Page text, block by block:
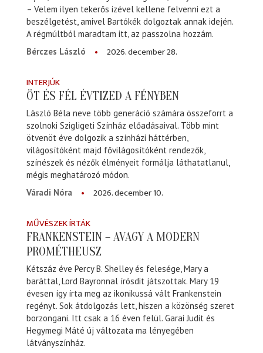
– Velem ilyen tekerős izével kellene felvenni ezt a
beszélgetést, amivel Bartókék dolgoztak annak idején.
A régmúltból maradtam itt, az passzolna hozzám.
Bérczes László
2026. december 28.
INTERJÚK
ÖT ÉS FÉL ÉVTIZED A FÉNYBEN
László Béla neve több generáció számára összeforrt a
szolnoki Szigligeti Színház előadásaival. Több mint
ötvenöt éve dolgozik a színházi háttérben,
világosítóként majd fővilágosítóként rendezők,
színészek és nézők élményeit formálja láthatatlanul,
mégis meghatározó módon.
Váradi Nóra
2026. december 10.
MŰVÉSZEK ÍRTÁK
FRANKENSTEIN – AVAGY A MODERN
PROMÉTHEUSZ
Kétszáz éve Percy B. Shelley és felesége, Mary a
baráttal, Lord Bayronnal írósdit játszottak. Mary 19
évesen így írta meg az ikonikussá vált Frankenstein
regényt. Sok átdolgozás lett, hiszen a közönség szeret
borzongani. Itt csak a 16 éven felül. Garai Judit és
Hegymegi Máté új változata ma lényegében
látványszínház.